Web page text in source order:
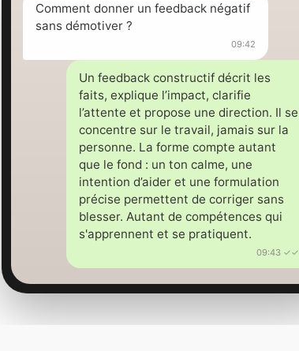
Comment donner un feedback négatif
sans démotiver ?
09:42
Un feedback constructif décrit les
faits, explique l’impact, clarifie
l’attente et propose une direction. Il se
concentre sur le travail, jamais sur la
personne. La forme compte autant
que le fond : un ton calme, une
intention d’aider et une formulation
précise permettent de corriger sans
blesser. Autant de compétences qui
s'apprennent et se pratiquent.
09:43 ✓✓